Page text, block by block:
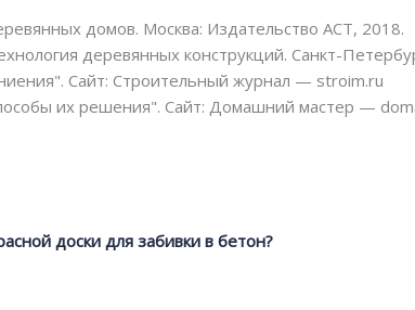
домов. Москва: Издательство АСТ, 2018.
деревянных конструкций. Санкт-
Сайт: Строительный журнал — stroim.ru
их решения". Сайт: Домашний мастер —
доски для забивки в бетон?